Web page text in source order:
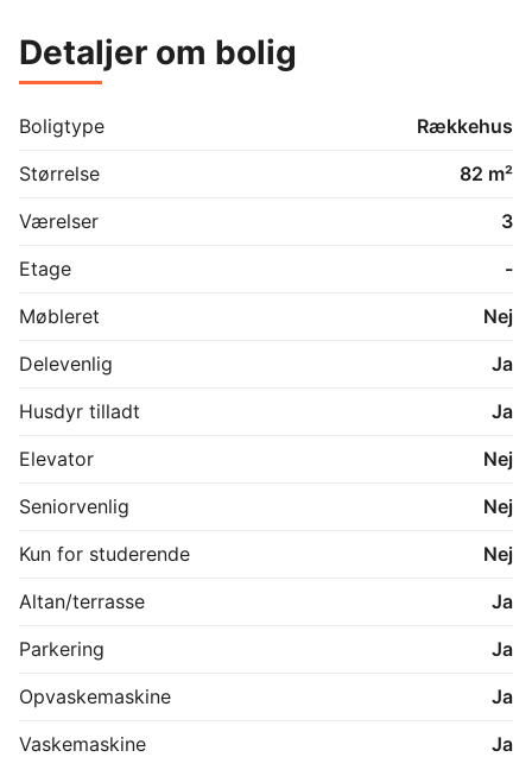
OPVARMNING:
Boligen opvarmes med gulvvarme, som sikrer en
HÅRDE HVIDEVARER:
Lejemålet er udstyret med køle-/fryseskab, emhætte,
Husdyr er tilladt.
PARKERING:
rækkehuset med plads til op til to biler.
NB:
Billederne kan være fra et andet, men tilsvarende
lejemål i bebyggelsen, og mindre afvigelser kan
Detaljer om bolig
Boligtype
Rækkehus
Størrelse
82 m²
Værelser
3
Etage
-
Møbleret
Nej
Delevenlig
Ja
Husdyr tilladt
Ja
Elevator
Nej
Seniorvenlig
Nej
Kun for studerende
Nej
Altan/terrasse
Ja
Parkering
Ja
Opvaskemaskine
Ja
Vaskemaskine
Ja